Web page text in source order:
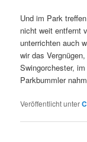
Und im Park
nicht weit entfernt
unterrichten auch
wir das
Swingorchester,
Parkbummler
Veröffentlicht unter